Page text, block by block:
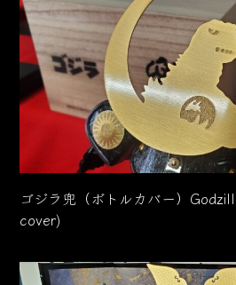
ゴジラ兜（ボトルカバー）
cover)